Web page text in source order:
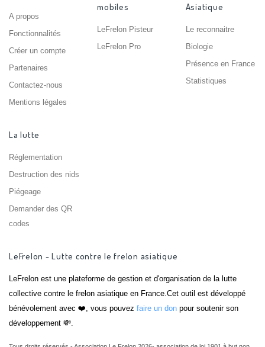
A propos
Fonctionnalités
Créer un compte
Partenaires
Contactez-nous
Mentions légales
mobiles
LeFrelon Pisteur
LeFrelon Pro
Asiatique
Le reconnaitre
Biologie
Présence en France
Statistiques
La lutte
Réglementation
Destruction des nids
Piégeage
Demander des QR
codes
LeFrelon - Lutte contre le frelon asiatique
LeFrelon est une plateforme de gestion et d'organisation de la lutte
collective contre le frelon asiatique en France.Cet outil est développé
bénévolement avec ❤️, vous pouvez faire un don pour soutenir son
développement 💸.